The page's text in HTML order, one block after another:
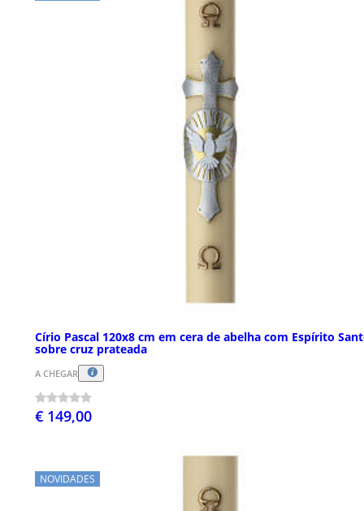
Círio Pascal 120x8 cm em cera de abelha com Espírito
sobre cruz prateada
A CHEGAR
€ 149,00
NOVIDADES